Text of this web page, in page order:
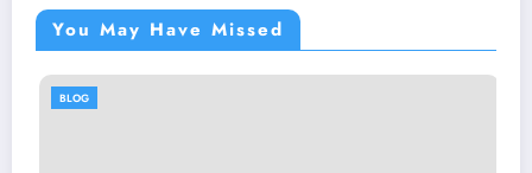
You May Have Missed